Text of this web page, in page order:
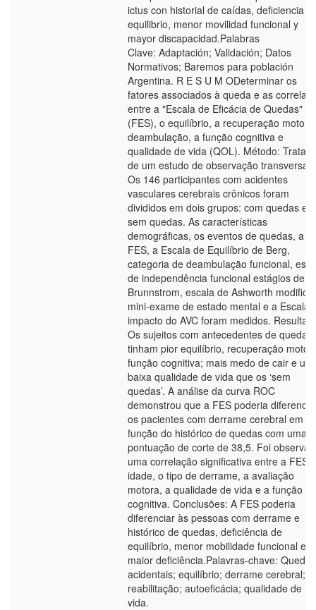
ictus con historial de caídas, deficiencia
equilibrio, menor movilidad funcional y
mayor discapacidad.Palabras
Clave: Adaptación; Validación; Datos
Normativos; Baremos para población
Argentina. R E S U M ODeterminar os
fatores associados à queda e as
entre a "Escala de Eficácia de Quedas"
(FES), o equilíbrio, a recuperação
deambulação, a função cognitiva e
qualidade de vida (QOL). Método: Trata-
de um estudo de observação transversal.
Os 146 participantes com acidentes
vasculares cerebrais crônicos foram
divididos em dois grupos: com quedas e
sem quedas. As características
demográficas, os eventos de quedas, a
FES, a Escala de Equilíbrio de Berg,
categoria de deambulação funcional,
de independência funcional estágios de
Brunnstrom, escala de Ashworth
mini-exame de estado mental e a Escala
impacto do AVC foram medidos.
Os sujeitos com antecedentes de quedas
tinham pior equilíbrio, recuperação
função cognitiva; mais medo de cair e
baixa qualidade de vida que os ‘sem
quedas’. A análise da curva ROC
demonstrou que a FES poderia
os pacientes com derrame cerebral em
função do histórico de quedas com uma
pontuação de corte de 38,5. Foi
uma correlação significativa entre a FES
idade, o tipo de derrame, a avaliação
motora, a qualidade de vida e a função
cognitiva. Conclusões: A FES poderia
diferenciar às pessoas com derrame e
histórico de quedas, deficiência de
equilíbrio, menor mobilidade funcional e
maior deficiência.Palavras-chave: Quedas
acidentais; equilíbrio; derrame cerebral;
reabilitação; autoeficácia; qualidade de
vida.